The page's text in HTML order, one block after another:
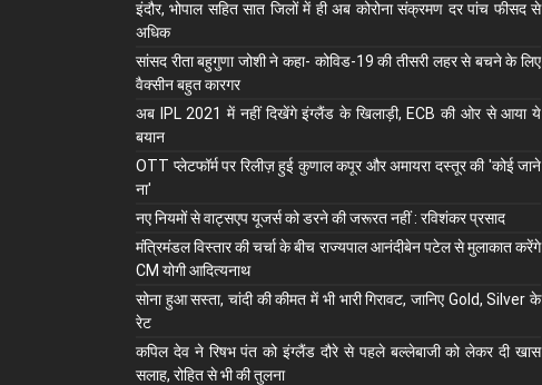
इंदौर, भोपाल सहित सात जिलों में ही अब कोरोना संक्रमण दर पांच फीसद से
अधिक
सांसद रीता बहुगुणा जोशी ने कहा- कोविड-19 की तीसरी लहर से बचने के लिए
वैक्सीन बहुत कारगर
अब IPL 2021 में नहीं दिखेंगे इंग्लैंड के खिलाड़ी, ECB की ओर से आया ये
बयान
OTT प्लेटफॉर्म पर रिलीज़ हुई कुणाल कपूर और अमायरा दस्तूर की 'कोई जाने
ना'
नए नियमों से वाट्सएप यूजर्स को डरने की जरूरत नहीं : रविशंकर प्रसाद
मंंत्रिमंडल विस्तार की चर्चा के बीच राज्यपाल आनंदीबेन पटेल से मुलाकात करेंगे
CM योगी आदित्यनाथ
सोना हुआ सस्ता, चांदी की कीमत में भी भारी गिरावट, जानिए Gold, Silver के
रेट
कपिल देव ने रिषभ पंत को इंग्लैंड दौरे से पहले बल्लेबाजी को लेकर दी खास
सलाह, रोहित से भी की तुलना